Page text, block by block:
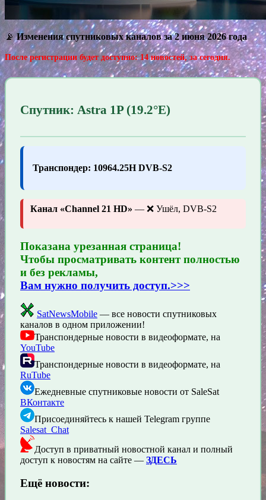
📡Изменения спутниковых каналов за 2 июня 2026 года
После регистрации будет доступно: 14 новостей, за сегодня.
Спутник: Astra 1P (19.2°E)
Транспондер: 10964.25H DVB-S2
Канал «Channel 21 HD» — ❌ Ушёл, DVB-S2
Показана урезанная страница!
Чтобы просматривать контент полностью
и без рекламы,
Вам нужно получить доступ.>>>
SatNewsMobile — все новости спутниковых
каналов в одном приложении!
Транспондерные новости в видеоформате, на
YouTube
Транспондерные новости в видеоформате, на
RuTube
Ежедневные спутниковые новости от SaleSat
ВКонтакте
Присоединяйтесь к нашей Telegram группе
Salesat_Chat
Доступ в приватный новостной канал и полный
доступ к новостям на сайте — ЗДЕСЬ
Ещё новости: